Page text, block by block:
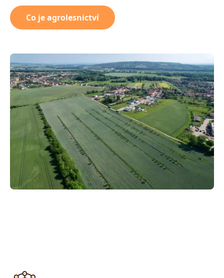
Co je agrolesnictví